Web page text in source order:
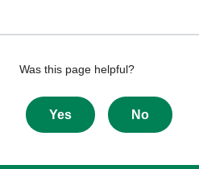
Give
feedback
about
this
Was this page helpful?
Yes No